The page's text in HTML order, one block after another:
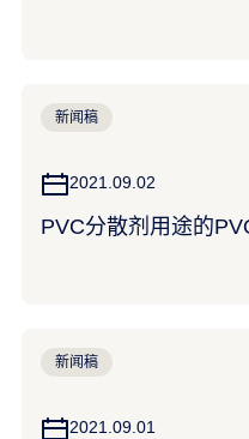
新闻稿
2021.09.02
PVC分散剂用途的
新闻稿
2021.09.01